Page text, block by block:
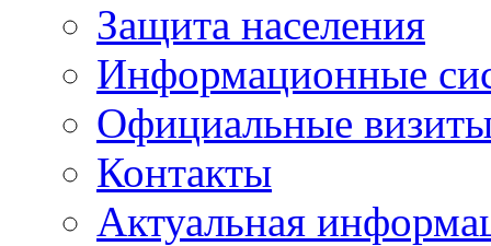
Защита населения
Информационные
Официальные
Контакты
Актуальная